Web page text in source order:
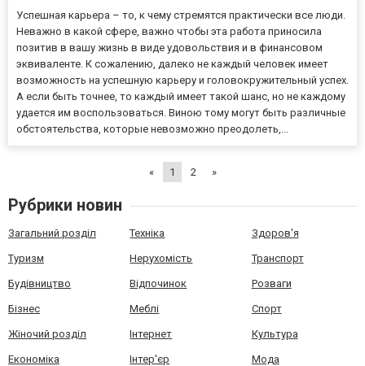
Успешная карьера – то, к чему стремятся практически все люди.
Неважно в какой сфере, важно чтобы эта работа приносила
позитив в вашу жизнь в виде удовольствия и в финансовом
эквиваленте. К сожалению, далеко не каждый человек имеет
возможность на успешную карьеру и головокружительный успех.
А если быть точнее, то каждый имеет такой шанс, но не каждому
удается им воспользоваться. Виною тому могут быть различные
обстоятельства, которые невозможно преодолеть,...
« 1 2 »
Рубрики новин
Загальний розділ Техніка Здоров'я
Туризм Нерухомість Транспорт
Будівництво Відпочинок Розваги
Бізнес Меблі Спорт
Жіночий розділ Інтернет Культура
Економіка Інтер'єр Мода